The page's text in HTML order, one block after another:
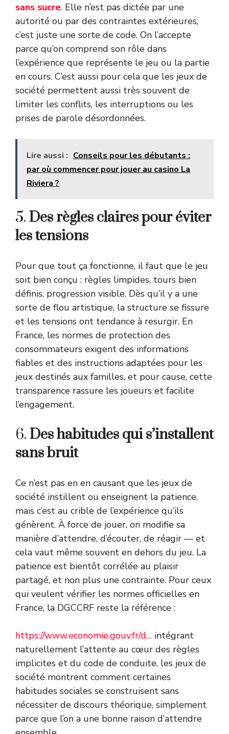
sans sucre. Elle n’est pas dictée par une
autorité ou par des contraintes extérieures,
c’est juste une sorte de code. On l’accepte
parce qu’on comprend son rôle dans
l’expérience que représente le jeu ou la partie
en cours. C’est aussi pour cela que les jeux de
société permettent aussi très souvent de
limiter les conflits, les interruptions ou les
prises de parole désordonnées.
Lire aussi : Conseils pour les débutants :
par où commencer pour jouer au casino La
Riviera ?
5. Des règles claires pour éviter
les tensions
Pour que tout ça fonctionne, il faut que le jeu
soit bien conçu : règles limpides, tours bien
définis, progression visible. Dès qu’il y a une
sorte de flou artistique, la structure se fissure
et les tensions ont tendance à resurgir. En
France, les normes de protection des
consommateurs exigent des informations
fiables et des instructions adaptées pour les
jeux destinés aux familles, et pour cause, cette
transparence rassure les joueurs et facilite
l’engagement.
6. Des habitudes qui s’installent
sans bruit
Ce n’est pas en en causant que les jeux de
société instillent ou enseignent la patience,
mais c’est au crible de l’expérience qu’ils
génèrent. À force de jouer, on modifie sa
manière d’attendre, d’écouter, de réagir — et
cela vaut même souvent en dehors du jeu. La
patience est bientôt corrélée au plaisir
partagé, et non plus une contrainte. Pour ceux
qui veulent vérifier les normes officielles en
France, la DGCCRF reste la référence :
https://www.economie.gouv.fr/d… intégrant
naturellement l’attente au cœur des règles
implicites et du code de conduite, les jeux de
société montrent comment certaines
habitudes sociales se construisent sans
nécessiter de discours théorique, simplement
parce que l’on a une bonne raison d’attendre